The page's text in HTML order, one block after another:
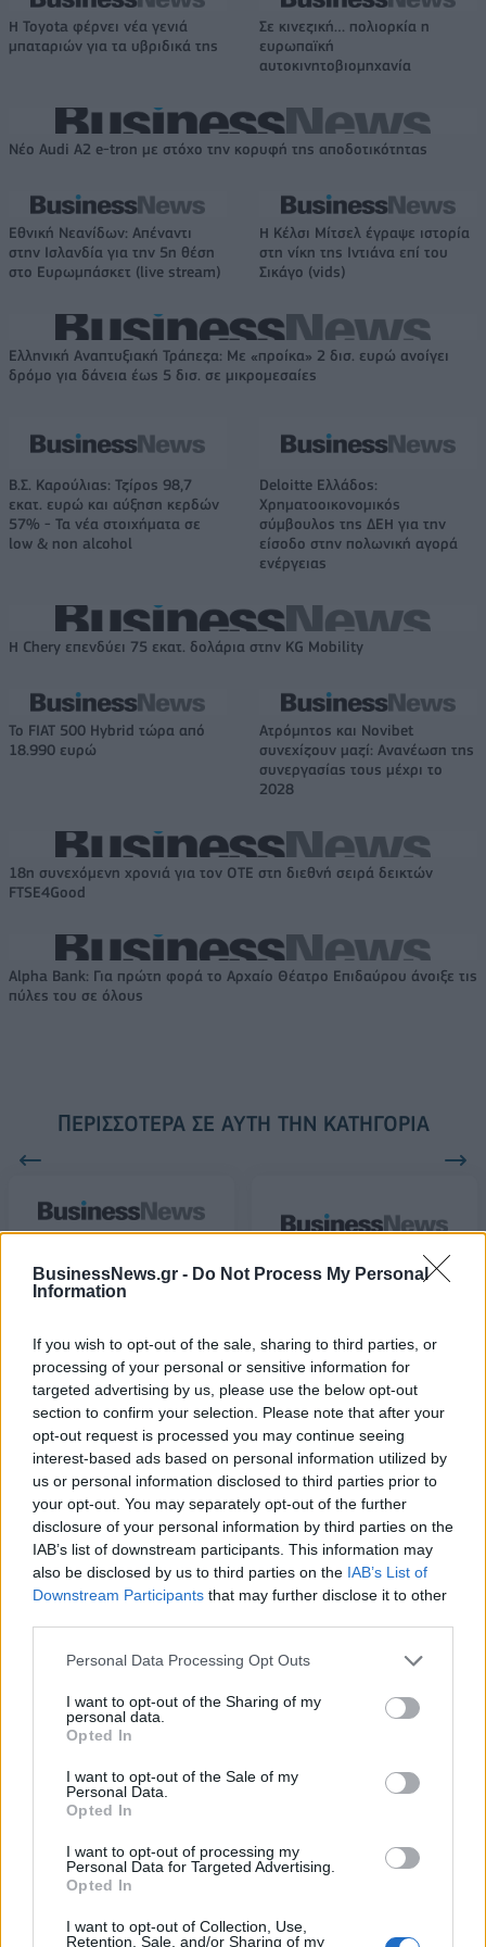
BusinessNews.gr - Do Not Process My Personal
Information
If you wish to opt-out of the sale, sharing to third parties, or
processing of your personal or sensitive information for
targeted advertising by us, please use the below opt-out
section to confirm your selection. Please note that after your
opt-out request is processed you may continue seeing
interest-based ads based on personal information utilized by
us or personal information disclosed to third parties prior to
your opt-out. You may separately opt-out of the further
disclosure of your personal information by third parties on the
IAB’s list of downstream participants. This information may
also be disclosed by us to third parties on the IAB’s List of
Downstream Participants that may further disclose it to other
Personal Data Processing Opt Outs
I want to opt-out of the Sharing of my
personal data.
Opted In
I want to opt-out of the Sale of my
Personal Data.
Opted In
I want to opt-out of processing my
Personal Data for Targeted Advertising.
Opted In
I want to opt-out of Collection, Use,
Retention, Sale, and/or Sharing of my
Η Toyota φέρνει νέα γενιά
μπαταριών για τα υβριδικά της
Σε κινεζική… πολιορκία η
ευρωπαϊκή
αυτοκινητοβιομηχανία
Νέο Audi A2 e-tron με στόχο την κορυφή της αποδοτικότητας
Εθνική Νεανίδων: Απέναντι
στην Ισλανδία για την 5η θέση
στο Ευρωμπάσκετ (live stream)
Η Κέλσι Μίτσελ έγραψε ιστορία
στη νίκη της Ιντιάνα επί του
Σικάγο (vids)
Ελληνική Αναπτυξιακή Τράπεζα: Με «προίκα» 2 δισ. ευρώ ανοίγει
δρόμο για δάνεια έως 5 δισ. σε μικρομεσαίες
Β.Σ. Καρούλιας: Τζίρος 98,7
εκατ. ευρώ και αύξηση κερδών
57% - Τα νέα στοιχήματα σε
low & non alcohol
Deloitte Ελλάδος:
Χρηματοοικονομικός
σύμβουλος της ΔΕΗ για την
είσοδο στην πολωνική αγορά
ενέργειας
Η Chery επενδύει 75 εκατ. δολάρια στην KG Mobility
Το FIAT 500 Hybrid τώρα από
18.990 ευρώ
Ατρόμητος και Novibet
συνεχίζουν μαζί: Ανανέωση της
συνεργασίας τους μέχρι το
2028
18η συνεχόμενη χρονιά για τον ΟΤΕ στη διεθνή σειρά δεικτών
FTSE4Good
Alpha Bank: Για πρώτη φορά το Αρχαίο Θέατρο Επιδαύρου άνοιξε τις
πύλες του σε όλους
ΠΕΡΙΣΣΌΤΕΡΑ ΣΕ ΑΥΤΉ ΤΗΝ ΚΑΤΗΓΟΡΊΑ
και Γλυφάδα
Dunlop: Υποστηρίζει την
30/03/2015 - 03:00
Κορυφώνεται η έξοδος του Αυγούστου – Πάνω από
56.000 επιβάτες αναχωρούν σήμερα από τα
λιμάνια της Αττικής
Δυτική Αττική: Η επόμενη ημέρα μετά τις πυρκαγιές
– Τα έργα Antinero και η «μάχη» πριν από τις
08/08/2026 - 14:08 ΕΛΛΑΔΑ